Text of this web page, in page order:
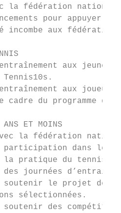
la fédération
pour appuyer
incombe aux
aux jeunes
Tennis10s.
aux
cadre du programme de
ET MOINS
la fédération
participation dans les
la pratique du tennis,
des journées
soutenir le projet des
sélectionnées.
soutenir des